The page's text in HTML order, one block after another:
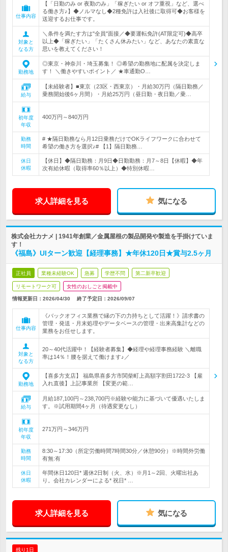
仕事内容
【「日勤のみ or 夜勤のみ」「稼ぎたい or オフ重視」など、選べ
る働き方♪】◆ノルマなし◆2種免許は入社後に取得可◆お客様を
送迎するお仕事です。
対象と
なる方
＼条件を満たす方は"全員"面接／◆要運転免許(AT限定可)◆高卒
以上◆「稼ぎたい」「たくさん休みたい」など、あなたの素直な
思いを教えてください！
勤務地
◎東京・神奈川・埼玉募集！ ◎希望の勤務地に配属を決定しま
す！ ＼働きやすいポイント／ ★車通勤O…
給与
【未経験者】■東京（23区・西東京）・月給30万円（隔日勤務／
乗務開始後6ヶ月間）・月給25万円（昼日勤・夜日勤／乗…
初年度
年収
400万円～840万円
勤務
時間
# ★隔日勤務なら月12日乗務だけでOKライフワークに合わせて
希望の働き方を選択♪# 【1】隔日勤務…
休日
休暇
【休日】◆隔日勤務：月9日◆日勤勤務：月7～8日【休暇】◆年
次有給休暇（取得率60％以上）◆特別休暇…
求人詳細を見る 気になる
株式会社カナメ | 1941年創業／金属屋根の製品開発や製造を手掛けていま
す！
《福島》UIターン歓迎【経理事務】★年休120日★賞与2.5ヶ月
正社員 業種未経験OK 急募 学歴不問 第二新卒歓迎
リモートワーク可 女性のおしごと掲載中
情報更新日：2026/04/30 終了予定日： 2026/09/07
仕事内容
《バックオフィス業務で縁の下の力持ちとして活躍！》請求書の
管理・発送・月末処理やデータベースの管理・出来高集計などの
業務をお任せします。
対象と
なる方
20～40代活躍中！【経験者募集】◆経理や経理事務経験 ＼離職
率は14％！腰を据えて働けます♪／
勤務地
【喜多方支店】 福島県喜多方市関柴町上高額字割田1722-3 【雇
入れ直後】上記事業所 【変更の範…
給与
月給187,100円～238,700円※経験や能力に基づいて優遇いたしま
す。※試用期間4ヶ月（待遇変更なし）
初年度
年収
271万円～346万円
勤務
時間
8:30～17:30（所定労働時間7時間30分／休憩90分）※時間外労働
有無:有
休日
休暇
年間休日120日* 週休2日制（火、水）※月1～2回、火曜出社あ
り。会社カレンダーによる* 祝日* …
求人詳細を見る 気になる
残り1日